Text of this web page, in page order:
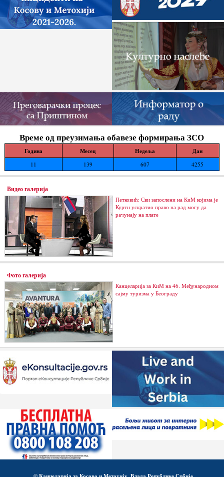
Време од преузимања обавезе формирања ЗСО
Година Месец Недеља Дан
11 139 607 4255
Видео галерија
Петковић: Сви запослени на КиМ којима је
Курти ускратио право на рад могу да
рачунају на плате
Фото галерија
Канцеларија за КиМ на 46. Међународном
сајму туризма у Београду